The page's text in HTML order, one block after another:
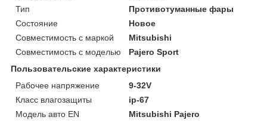
Тип
Противотуманные фары
Состояние
Новое
Совместимость с маркой
Mitsubishi
Совместимость с моделью
Pajero Sport
Пользовательские характеристики
Рабочее напряжение
9-32V
Класс влагозащиты
ip-67
Модель авто EN
Mitsubishi Pajero